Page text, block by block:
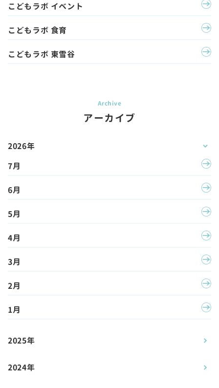
こどもラボ イベント
こどもラボ 食育
こどもラボ 東雪谷
アーカイブ
2026年
7月
6月
5月
4月
3月
2月
1月
2025年
2024年